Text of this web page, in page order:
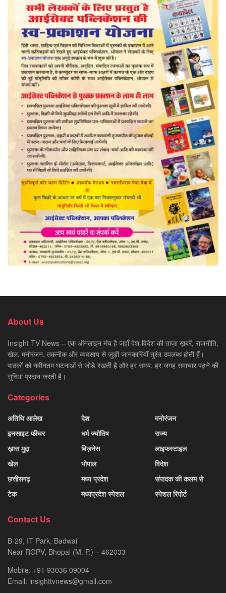
About Us
Insight TV News – एक ऑनलाइन मंच है जहाँ देश-विदेश की ताज़ा ख़बरें, राजनीति,
खेल, मनोरंजन, तकनीक और व्यवसाय से जुड़ी जानकारियाँ तुरंत उपलब्ध होती हैं।
पाठकों को नवीनतम घटनाओं से जोड़े रखती है और हर समय, हर जगह समाचार पढ़ने की
सुविधा प्रदान करती है।
Categories
अतिथि आलेख
इनसाइट फीचर
ख़ास मुद्दा
खेल
छत्तीसगढ़
टेक
देश
धर्म ज्योतिष
बिज़नेस
भोपाल
मध्य प्रदेश
मध्यप्रदेश स्पेशल
मनोरंजन
राज्य
लाइफस्टाइल
विदेश
संपादक की कलम से
स्पेशल रिपोर्ट
Contact Us
B-29, IT Park, Badwai
Near RGPV, Bhopal (M. P.) – 462033
Mobile: +91 93036 09004
Email: insighttvnews@gmail.com